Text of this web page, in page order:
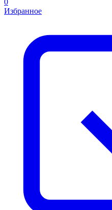
0
Избранное